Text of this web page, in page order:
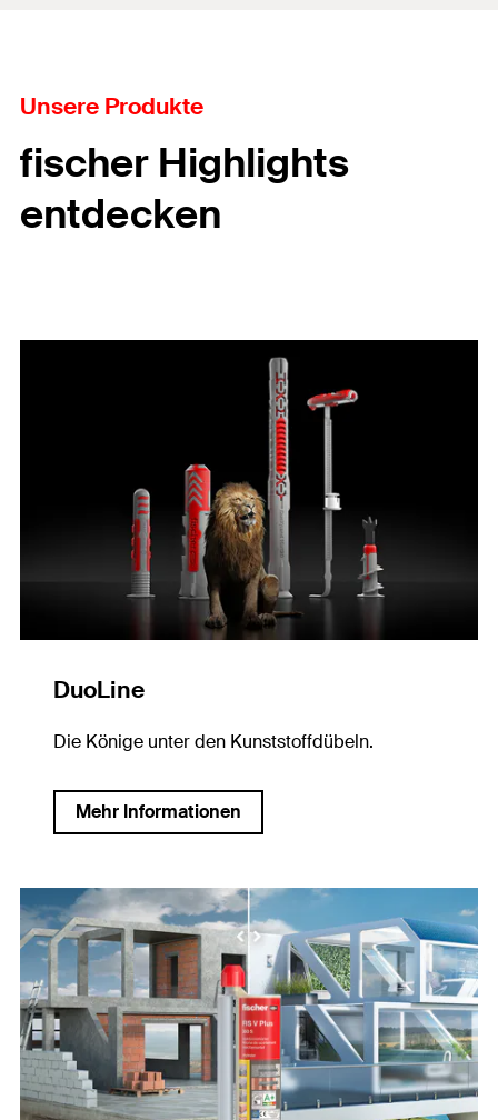
Unsere Produkte
fischer Highlights
entdecken
DuoLine
Die Könige unter den Kunststoffdübeln.
Mehr Informationen